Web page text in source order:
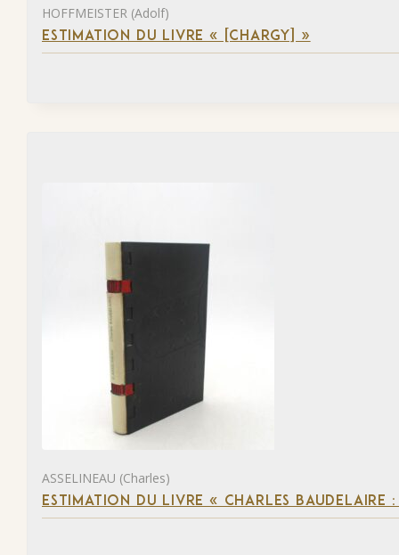
HOFFMEISTER (Adolf)
ESTIMATION DU LIVRE « [CHARGY] »
ASSELINEAU (Charles)
ESTIMATION DU LIVRE « CHARLES BAUDELAIRE